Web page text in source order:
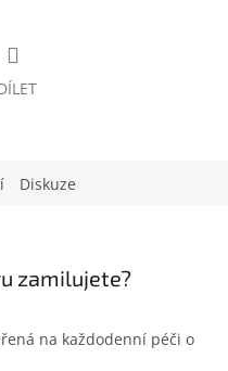
Diskuze
zamilujete?
na každodenní péči o